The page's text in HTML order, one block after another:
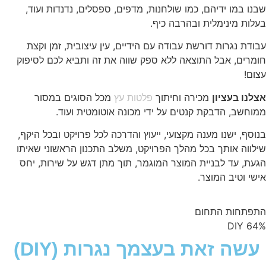
שבנו במו ידיהם, כמו שולחנות, מדפים, ספסלים, נדנדות ועוד,
בעלות מינימלית ובהרבה כיף.
עבודת נגרות דורשת עבודה עם הידיים, עין עיצובית, זמן וקצת
חומרים, אבל התוצאה ללא ספק שווה את זה ותביא לכם לסיפוק
עצום!
אצלנו בעציון מכירה וחיתוך פלטות עץ מכל הסוגים במסור
ממוחשב, הדבקת קנטים על ידי מכונה אוטומטית ועוד.
בנוסף, ישנו מענה מקצועי, ייעוץ והדרכה לכל פרויקט ובכל היקף,
שילווה אותך בכל מהלך הפרויקט, משלב התכנון הראשוני שאיתו
הגעת, עד לבניית המוצר המוגמר, תוך מתן דגש על שירות, יחס
אישי וטיב המוצר.
התפתחות התחום
DIY 64%
עשה זאת בעצמך נגרות (DIY)